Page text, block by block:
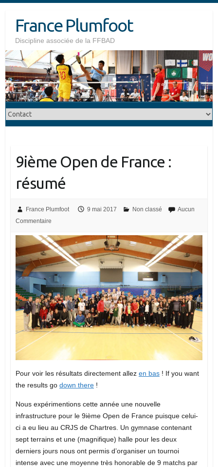
contentFrance Plumfoot
Discipline associée de la FFBAD
9ième Open de France :
résumé
France Plumfoot 9 mai 2017 Non classé
Aucun
Commentaire
Pour voir les résultats directement allez en bas! If you want
the results go down there!
Nous expérimentions cette année une nouvelle
infrastructure pour le 9ième Open de France puisque celui-
ci a eu lieu au CRJS de Chartres. Un gymnase contenant
sept terrains et une (magnifique) halle pour les deux
derniers jours nous ont permis d’organiser un tournoi
intense avec une moyenne très honorable de 9 matchs par